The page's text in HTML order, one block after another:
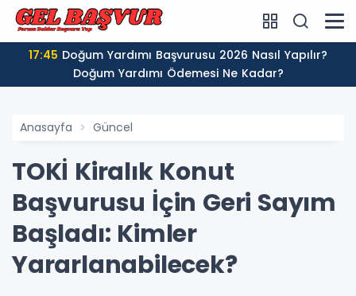
17:45
Doğum Yardımı Ödemesi Ne Kadar?
Anasayfa Güncel
TOKİ Kiralık Konut
Başvurusu İçin Geri Sayım
Başladı: Kimler
Yararlanabilecek?